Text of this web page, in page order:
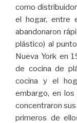
como
el hogar, entre
abandonaron
plástico) al
Nueva York en
de cocina de
cocina y el
embargo, en
concentraron
primeros de